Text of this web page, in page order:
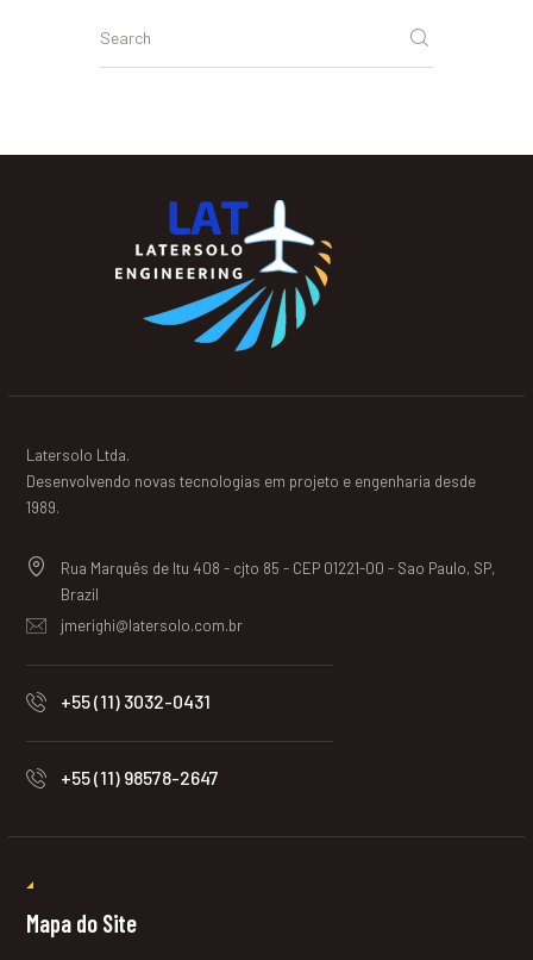
Latersolo Ltda.
Desenvolvendo novas tecnologias em projeto e engenharia desde
1989.
Rua Marquês de Itu 408 - cjto 85 - CEP 01221-00 - Sao Paulo, SP,
Brazil
jmerighi@latersolo.com.br
+55 (11) 3032-0431
+55 (11) 98578-2647
Mapa do Site